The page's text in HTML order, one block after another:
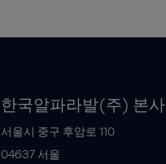
한국알파라발(주) 본사
서울시 중구 후암로 110
04637 서울